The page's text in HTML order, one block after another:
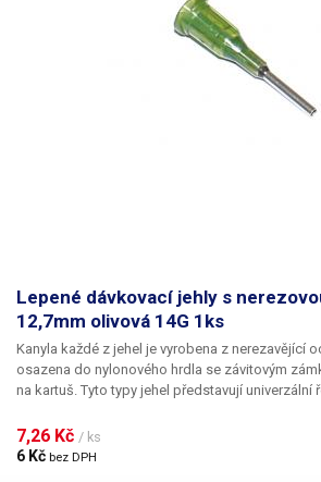
Lepené dávkovací jehly s
12,7mm olivová 14G 1ks
Kanyla každé z jehel je vyrobena z nerezavějící
osazena do nylonového hrdla se závitovým
na kartuš. Tyto typy jehel představují univerzální
silikony, epoxidy, lepidla... Každá z jehel je
zámkovým systémem ke spolehlivému a
7,26 Kč / ks
6 Kč bez DPH